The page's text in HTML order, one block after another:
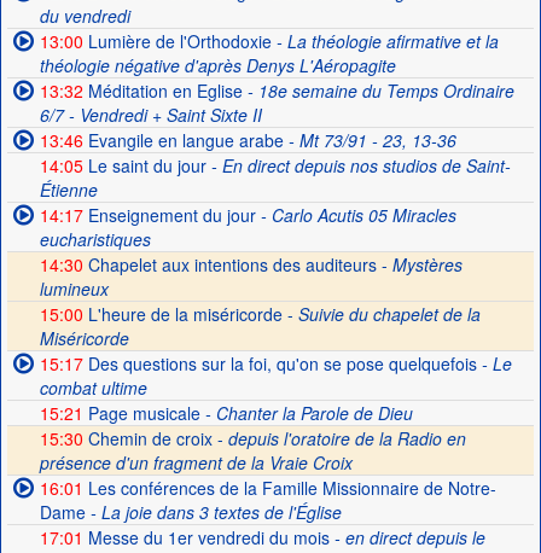
du vendredi
13:00 Lumière de l'Orthodoxie- La théologie afirmative et la
théologie négative d'après Denys L'Aéropagite
13:32 Méditation en Eglise- 18e semaine du Temps Ordinaire
6/7 - Vendredi + Saint Sixte II
13:46Evangile en langue arabe- Mt 73/91 - 23, 13-36
14:05Le saint du jour- En direct depuis nos studios de Saint-
Étienne
14:17Enseignement du jour- Carlo Acutis 05 Miracles
eucharistiques
14:30 Chapelet aux intentions des auditeurs - Mystères
lumineux
15:00 L'heure de la miséricorde - Suivie du chapelet de la
Miséricorde
15:17Des questions sur la foi, qu'on se pose quelquefois- Le
combat ultime
15:21 Page musicale- Chanter la Parole de Dieu
15:30 Chemin de croix - depuis l'oratoire de la Radio en
présence d'un fragment de la Vraie Croix
16:01 Les conférences de la Famille Missionnaire de Notre-
Dame- La joie dans 3 textes de l'Église
17:01 Messe du 1er vendredi du mois- en direct depuis le